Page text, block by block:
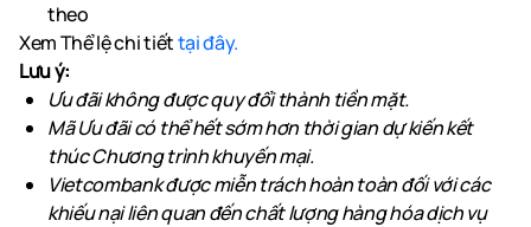
theo
Xem Thể lệ chi tiếttại đây.
Lưu ý:
Ưu đãi không được quy đổi thành tiền mặt.
Mã Ưu đãi có thể hết sớm hơn thời gian dự kiến kết
thúc Chương trình khuyến mại.
Vietcombank được miễn trách hoàn toàn đối với các
khiếu nại liên quan đến chất lượng hàng hóa dịch vụ